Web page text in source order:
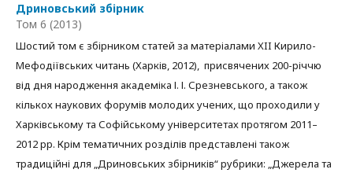
Дриновський збірник
Том 6 (2013)
Шостий том є збірником статей за матеріалами XII Кирило-
Мефодіївських читань (Харків, 2012), присвячених 200-річчю
від дня народження академіка І. І. Срезневського, а також
кількох наукових форумів молодих учених, що проходили у
Харківському та Софійському університетах протягом 2011–
2012 рр. Крім тематичних розділів представлені також
традиційні для „Дриновських збірників“ рубрики: „Джерела та